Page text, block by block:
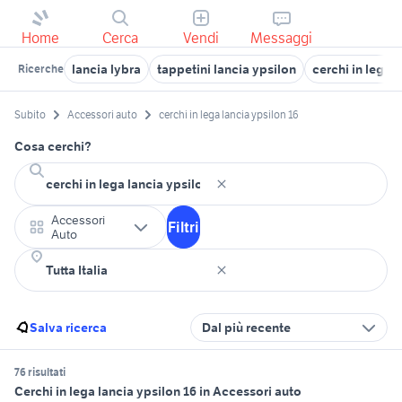
Home Cerca Vendi Messaggi
Ricerche lancia lybra tappetini lancia ypsilon cerchi in lega
Subito Accessori auto cerchi in lega lancia ypsilon 16
Cosa cerchi?
Accessori
Auto
Filtri
Salva ricerca Dal più recente
76 risultati
Cerchi in lega lancia ypsilon 16 in Accessori auto